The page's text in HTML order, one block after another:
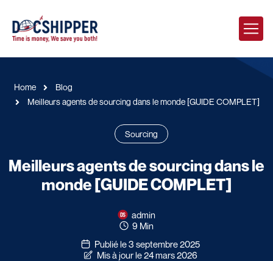
Home
Blog
Meilleurs agents de sourcing dans le monde [GUIDE COMPLET]
Sourcing
Meilleurs agents de sourcing dans le
monde [GUIDE COMPLET]
admin
9 Min
Publié le 3 septembre 2025
Mis à jour le 24 mars 2026